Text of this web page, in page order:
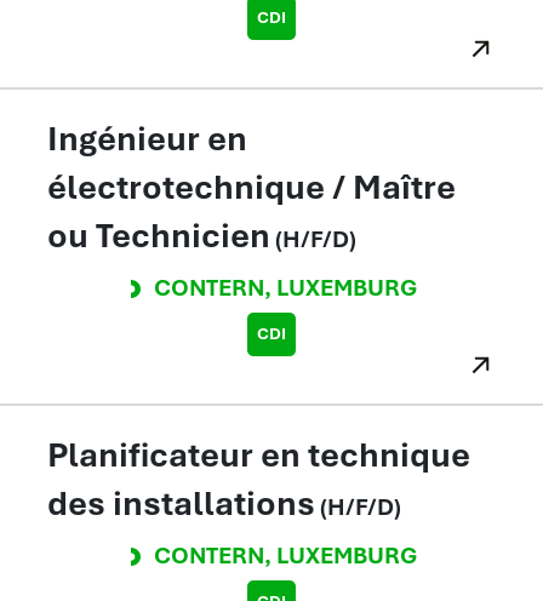
CDI
Ingénieur en
électrotechnique / Maître
ou Technicien (H/F/D)
CONTERN, LUXEMBURG
CDI
Planificateur en technique
des installations (H/F/D)
CONTERN, LUXEMBURG